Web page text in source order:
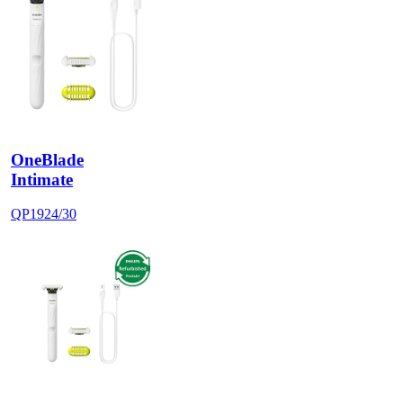
OneBlade
Intimate
QP1924/30